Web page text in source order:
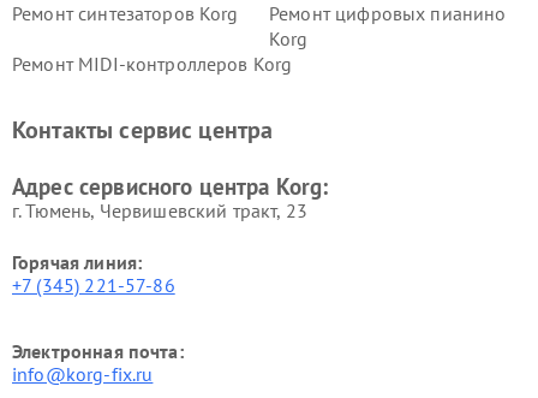
Ремонт синтезаторов Korg
Ремонт цифровых пианино
Korg
Ремонт MIDI-контроллеров Korg
Контакты сервис центра
Адрес сервисного центра Korg:
г. Тюмень, ​Червишевский тракт, 23
Горячая линия:
+7 (345) 221-57-86
Электронная почта:
info@korg-fix.ru